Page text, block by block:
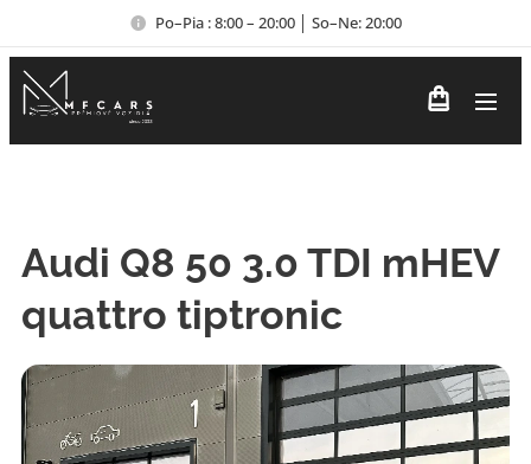
Po–Pia : 8:00 – 20:00 │ So–Ne: 20:00
Audi Q8 50 3.0 TDI mHEV
quattro tiptronic